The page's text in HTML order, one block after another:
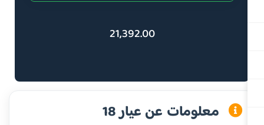
21,392.00
معلومات عن عيار 18